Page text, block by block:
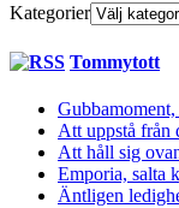
Kategorier
Tommytott
Att uppstå från
Att håll sig
Emporia, salta
Äntligen